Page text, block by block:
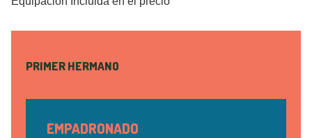
PRIMER HERMANO
EMPADRONADO